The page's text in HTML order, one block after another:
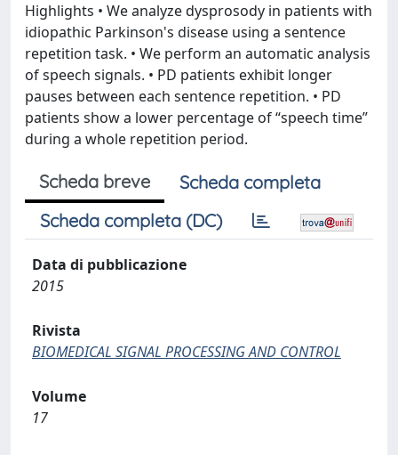
Highlights • We analyze dysprosody in patients with
idiopathic Parkinson's disease using a sentence
repetition task. • We perform an automatic analysis
of speech signals. • PD patients exhibit longer
pauses between each sentence repetition. • PD
patients show a lower percentage of “speech time”
during a whole repetition period.
Scheda breve
Scheda completa
Scheda completa (DC)
Data di pubblicazione
2015
Rivista
BIOMEDICAL SIGNAL PROCESSING AND CONTROL
Volume
17